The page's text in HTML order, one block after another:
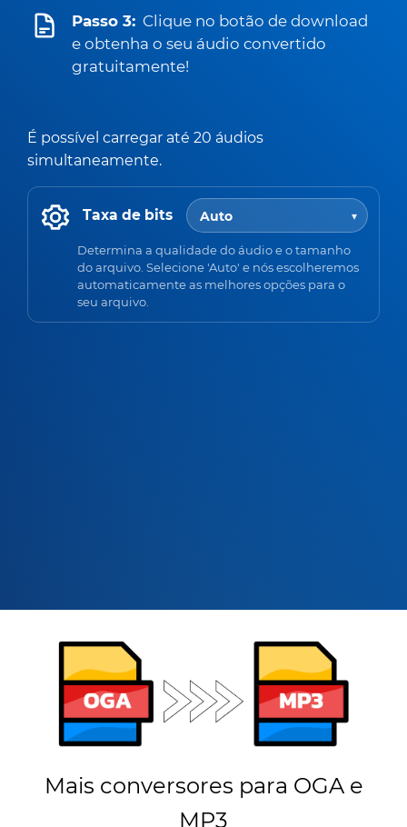
Passo 3: Clique no botão de download
e obtenha o seu áudio convertido
gratuitamente!
É possível carregar até 20 áudios
simultaneamente.
Taxa de bits
Determina a qualidade do áudio e o tamanho
do arquivo. Selecione 'Auto' e nós escolheremos
automaticamente as melhores opções para o
seu arquivo.
Mais conversores para OGA e
MP3